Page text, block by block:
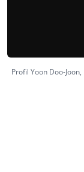
Profil Yoon Doo-